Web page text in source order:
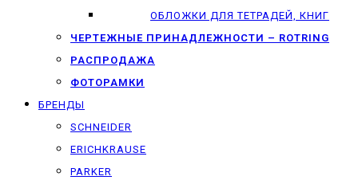
ОБЛОЖКИ ДЛЯ ТЕТРАДЕЙ, КНИГ
ЧЕРТЕЖНЫЕ ПРИНАДЛЕЖНОСТИ – ROTRING
РАСПРОДАЖА
ФОТОРАМКИ
БРЕНДЫ
SCHNEIDER
ERICHKRAUSE
PARKER